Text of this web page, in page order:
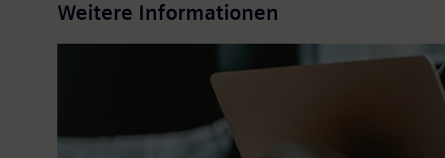
Weitere Informationen